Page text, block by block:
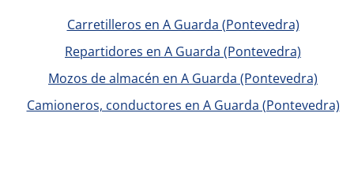
Carretilleros en A Guarda (Pontevedra)
Repartidores en A Guarda (Pontevedra)
Mozos de almacén en A Guarda (Pontevedra)
Camioneros, conductores en A Guarda (Pontevedra)